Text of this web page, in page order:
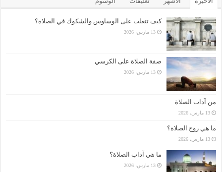
كيف تتغلب على الوساوس والشكوك في الصلاة؟
13 مارس، 2026
صفة الصلاة على الكرسي
13 مارس، 2026
من آداب الصلاة
13 مارس، 2026
ما هي روح الصلاة؟
13 مارس، 2026
ما هي آداب الصلاة؟
13 مارس، 2026